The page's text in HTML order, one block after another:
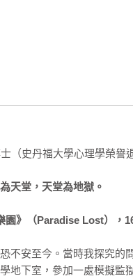
（史丹福大學心理學榮譽
天堂，天堂為地獄。
》（Paradise Lost），
安至今。當時我探究的
地下室，參加一處模擬監